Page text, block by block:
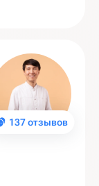
137 отзывов